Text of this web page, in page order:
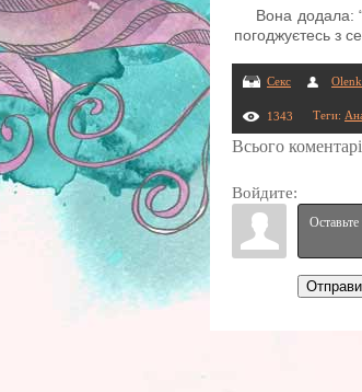
Вона додала:
погоджуєтесь з
Секс
1343 Теги:
Всього
Войдите: